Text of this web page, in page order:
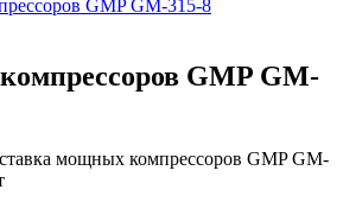
GMP GM-
мощных компрессоров GMP GM-